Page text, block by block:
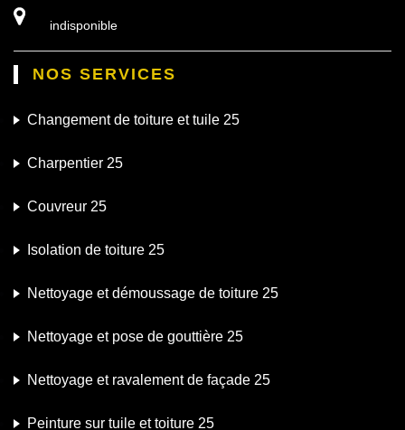
indisponible
NOS SERVICES
Changement de toiture et tuile 25
Charpentier 25
Couvreur 25
Isolation de toiture 25
Nettoyage et démoussage de toiture 25
Nettoyage et pose de gouttière 25
Nettoyage et ravalement de façade 25
Peinture sur tuile et toiture 25